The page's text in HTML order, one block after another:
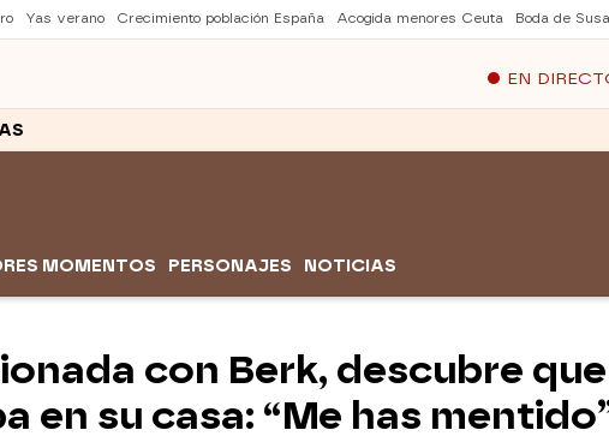
Yas verano Crecimiento población España Acogida menores Ceuta Boda de
EN
MOMENTOS PERSONAJES NOTICIAS
con Berk, descubre
en su casa: “Me has